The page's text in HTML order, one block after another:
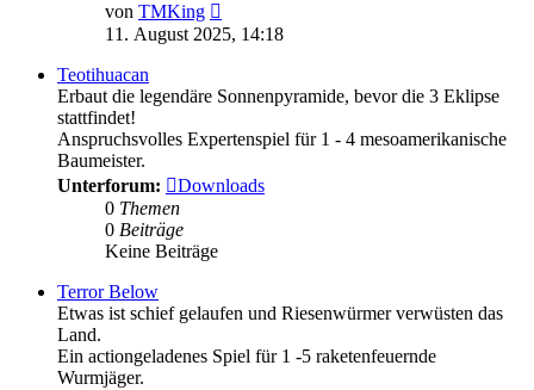
von TMKing
Beitrag
11. August 2025, 14:18
Teotihuacan
Erbaut die legendäre Sonnenpyramide, bevor die 3 Eklipse
stattfindet!
Anspruchsvolles Expertenspiel für 1 - 4 mesoamerikanische
Baumeister.
Unterforum:
Downloads
0 Themen
0 Beiträge
Keine Beiträge
Terror Below
Etwas ist schief gelaufen und Riesenwürmer verwüsten das
Land.
Ein actiongeladenes Spiel für 1 -5 raketenfeuernde
Wurmjäger.